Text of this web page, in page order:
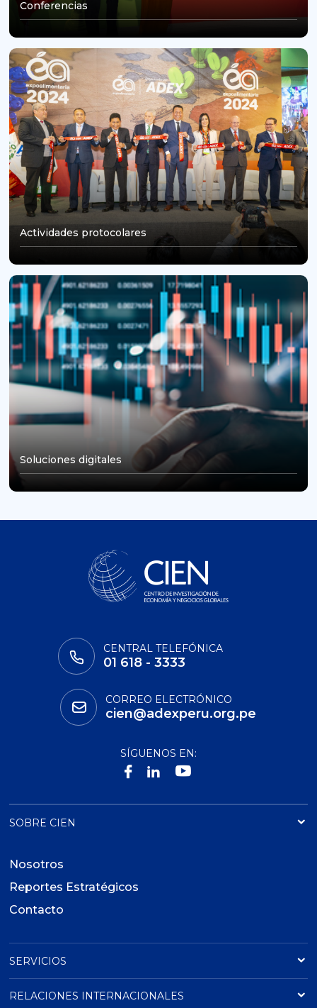
Conferencias
Actividades protocolares
Soluciones digitales
CENTRAL TELEFÓNICA
01 618 - 3333
CORREO ELECTRÓNICO
cien@adexperu.org.pe
SÍGUENOS EN:
SOBRE CIEN
Nosotros
Reportes Estratégicos
Contacto
SERVICIOS
RELACIONES INTERNACIONALES